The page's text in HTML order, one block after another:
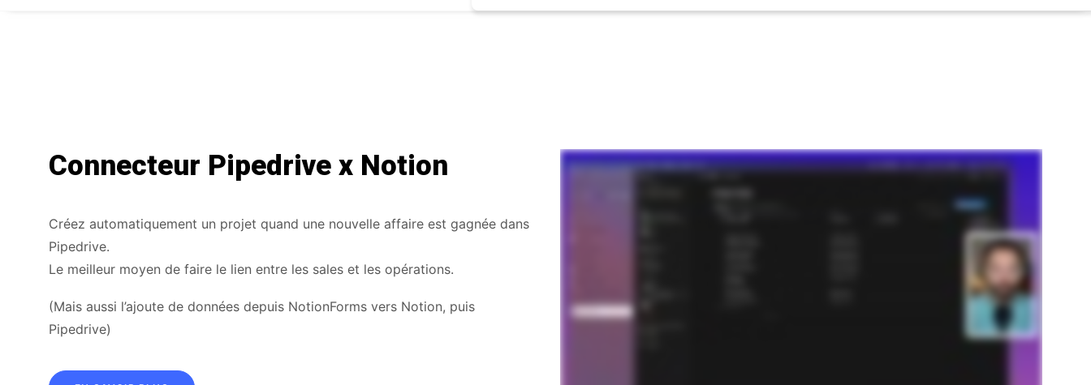
Connecteur Pipedrive x Notion
Créez automatiquement un projet quand une nouvelle affaire est gagnée dans
Pipedrive.
Le meilleur moyen de faire le lien entre les sales et les opérations.
(Mais aussi l’ajoute de données depuis NotionForms vers Notion, puis
Pipedrive)